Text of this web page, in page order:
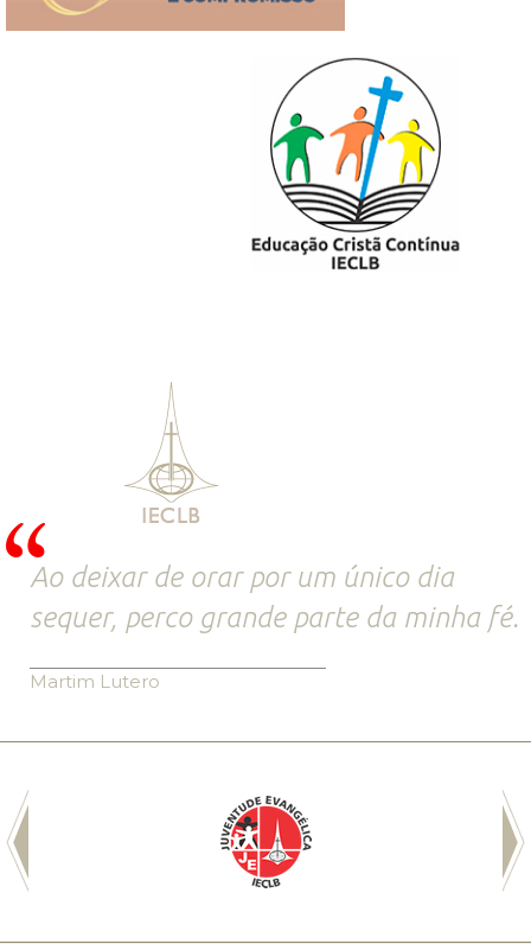
Ao deixar de orar por um único dia
sequer, perco grande parte da minha fé.
Martim Lutero